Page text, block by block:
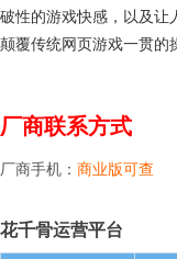
破性的游戏快感，以及让
颠覆传统网页游戏一贯的
厂商联系方式
厂商手机： 商业版可查
花千骨运营平台